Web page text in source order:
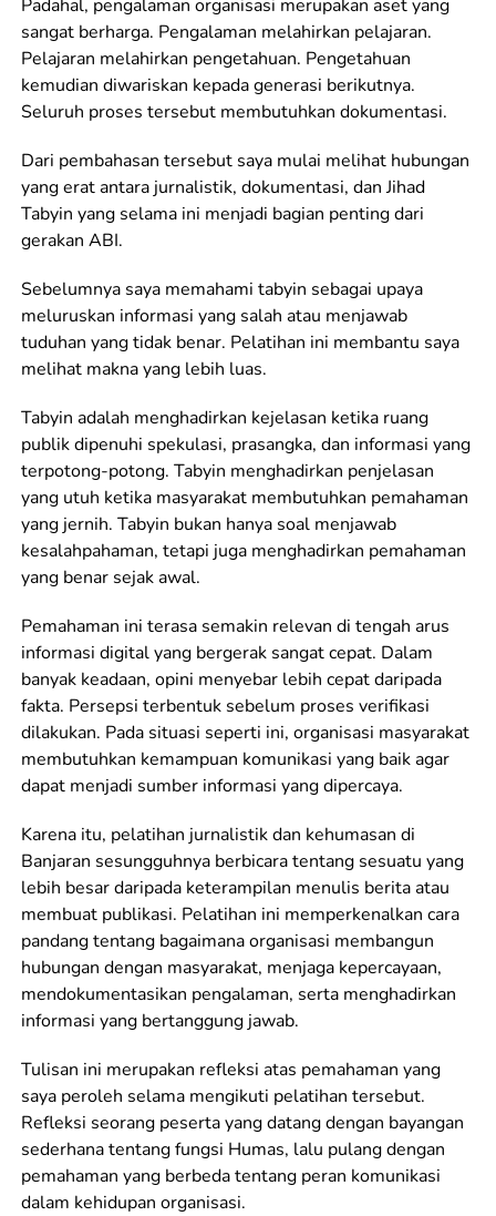
Padahal, pengalaman organisasi merupakan aset yang
sangat berharga. Pengalaman melahirkan pelajaran.
Pelajaran melahirkan pengetahuan. Pengetahuan
kemudian diwariskan kepada generasi berikutnya.
Seluruh proses tersebut membutuhkan dokumentasi.
Dari pembahasan tersebut saya mulai melihat hubungan
yang erat antara jurnalistik, dokumentasi, dan Jihad
Tabyin yang selama ini menjadi bagian penting dari
gerakan ABI.
Sebelumnya saya memahami tabyin sebagai upaya
meluruskan informasi yang salah atau menjawab
tuduhan yang tidak benar. Pelatihan ini membantu saya
melihat makna yang lebih luas.
Tabyin adalah menghadirkan kejelasan ketika ruang
publik dipenuhi spekulasi, prasangka, dan informasi yang
terpotong-potong. Tabyin menghadirkan penjelasan
yang utuh ketika masyarakat membutuhkan pemahaman
yang jernih. Tabyin bukan hanya soal menjawab
kesalahpahaman, tetapi juga menghadirkan pemahaman
yang benar sejak awal.
Pemahaman ini terasa semakin relevan di tengah arus
informasi digital yang bergerak sangat cepat. Dalam
banyak keadaan, opini menyebar lebih cepat daripada
fakta. Persepsi terbentuk sebelum proses verifikasi
dilakukan. Pada situasi seperti ini, organisasi masyarakat
membutuhkan kemampuan komunikasi yang baik agar
dapat menjadi sumber informasi yang dipercaya.
Karena itu, pelatihan jurnalistik dan kehumasan di
Banjaran sesungguhnya berbicara tentang sesuatu yang
lebih besar daripada keterampilan menulis berita atau
membuat publikasi. Pelatihan ini memperkenalkan cara
pandang tentang bagaimana organisasi membangun
hubungan dengan masyarakat, menjaga kepercayaan,
mendokumentasikan pengalaman, serta menghadirkan
informasi yang bertanggung jawab.
Tulisan ini merupakan refleksi atas pemahaman yang
saya peroleh selama mengikuti pelatihan tersebut.
Refleksi seorang peserta yang datang dengan bayangan
sederhana tentang fungsi Humas, lalu pulang dengan
pemahaman yang berbeda tentang peran komunikasi
dalam kehidupan organisasi.